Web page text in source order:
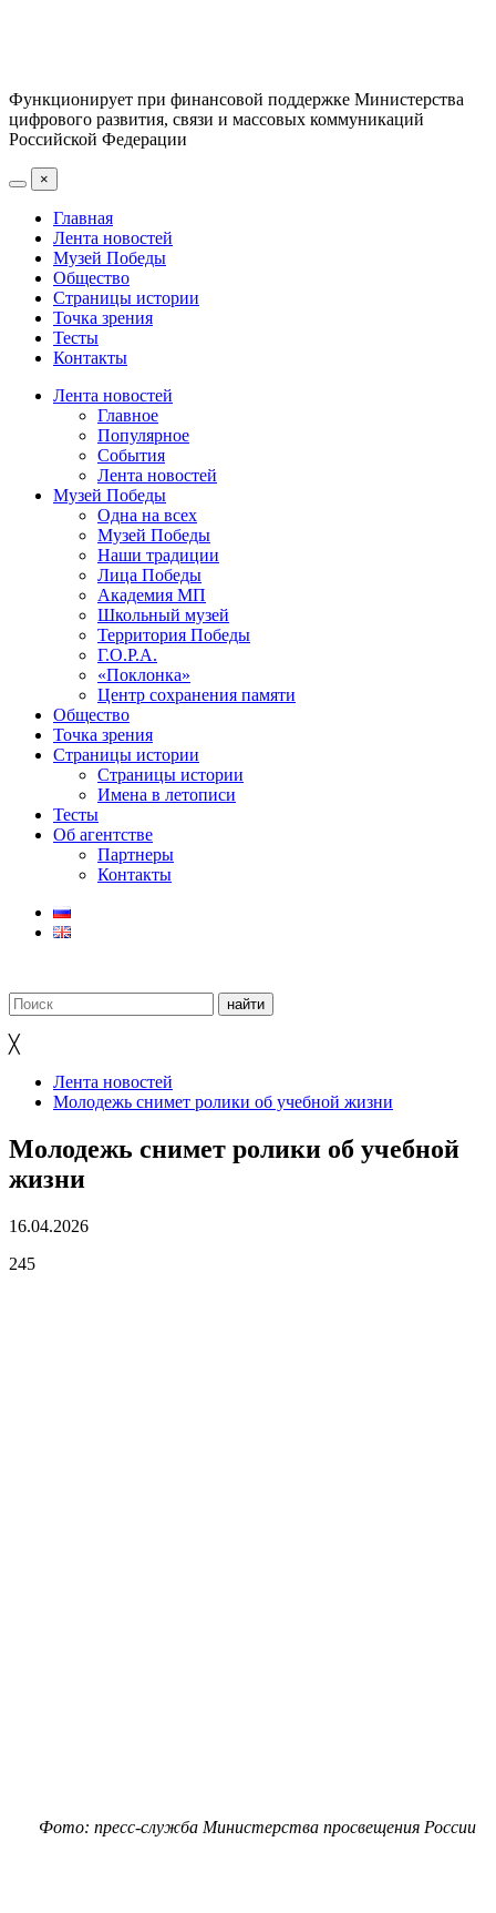
Функционирует при финансовой поддержке Министерства
цифрового развития, связи и массовых коммуникаций
Российской Федерации
×
Главная
Лента новостей
Музей Победы
Общество
Страницы истории
Точка зрения
Тесты
Контакты
Лента новостей
Главное
Популярное
События
Лента новостей
Музей Победы
Одна на всех
Музей Победы
Наши традиции
Лица Победы
Академия МП
Школьный музей
Территория Победы
Г.О.Р.А.
«Поклонка»
Центр сохранения памяти
Общество
Точка зрения
Страницы истории
Страницы истории
Имена в летописи
Тесты
Об агентстве
Партнеры
Контакты
╳
Лента новостей
Молодежь снимет ролики об учебной жизни
Молодежь снимет ролики об учебной
жизни
16.04.2026
245
Фото: пресс-служба Министерства просвещения России